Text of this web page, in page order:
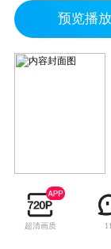
预览播
超清画质 11